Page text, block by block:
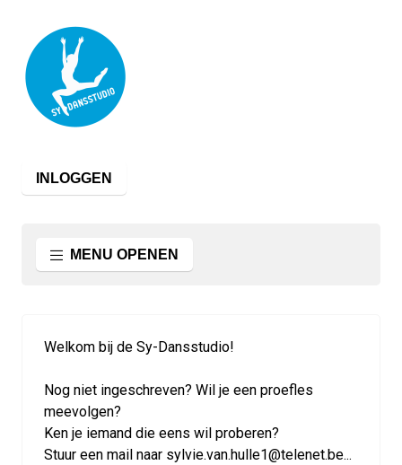
INLOGGEN
MENU OPENEN
Welkom bij de Sy-Dansstudio!
Nog niet ingeschreven? Wil je een proefles
meevolgen?
Ken je iemand die eens wil proberen?
Stuur een mail naar sylvie.van.hulle1@telenet.be...